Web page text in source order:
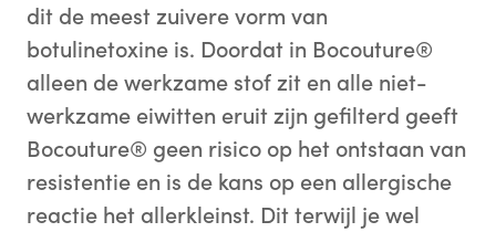
dit de meest zuivere vorm van
botulinetoxine is. Doordat in Bocouture®
alleen de werkzame stof zit en alle niet-
werkzame eiwitten eruit zijn gefilterd geeft
Bocouture® geen risico op het ontstaan van
resistentie en is de kans op een allergische
reactie het allerkleinst. Dit terwijl je wel